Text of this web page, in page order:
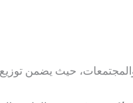
حيث يضمن